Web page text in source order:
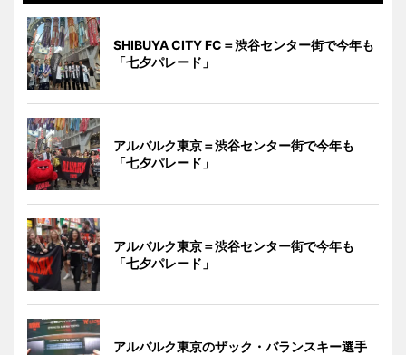
SHIBUYA CITY FC＝渋谷センター街で今年も
「七夕パレード」
アルバルク東京＝渋谷センター街で今年も
「七夕パレード」
アルバルク東京＝渋谷センター街で今年も
「七夕パレード」
アルバルク東京のザック・バランスキー選手